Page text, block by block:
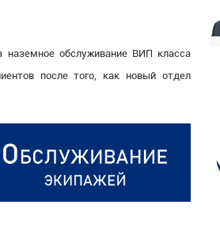
наземное обслуживание ВИП класса
после того, как новый отдел